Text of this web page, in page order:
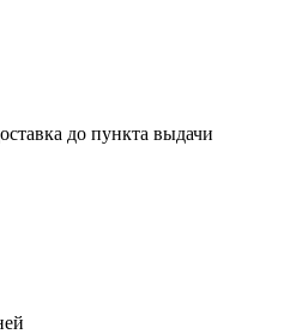
до пункта выдачи